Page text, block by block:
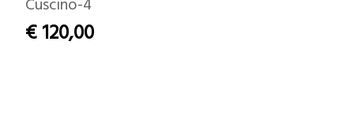
€ 120,00